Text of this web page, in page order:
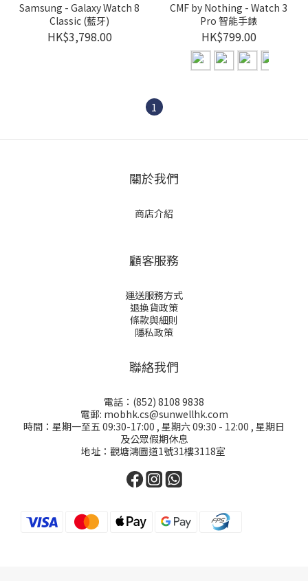
Samsung - Galaxy Watch 8
Classic (藍牙)
HK$3,798.00
CMF by Nothing - Watch 3
Pro 智能手錶
HK$799.00
1
關於我們
商店介紹
顧客服務
運送服務方式
退換貨政策
條款與細則
隱私政策
聯絡我們
電話：(852) 8108 9838
電郵: mobhk.cs@sunwellhk.com
時間：星期一至五 09:30-17:00 , 星期六 09:30 - 12:00 , 星期日
及公眾假期休息
地址：觀塘鴻圖道1號31樓3118室